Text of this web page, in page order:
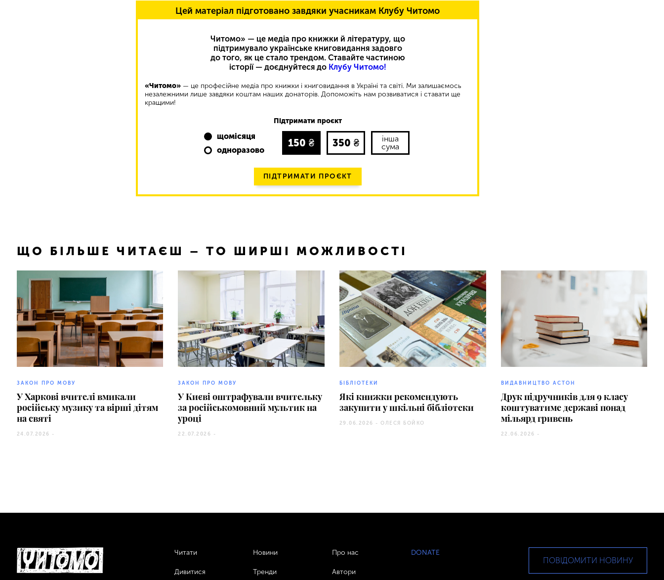
Цей матеріал підготовано завдяки учасникам Клубу Читомо
Читомо» — це медіа про книжки й літературу, що
підтримувало українське книговидання задовго
до того, як це стало трендом. Ставайте частиною
історії — доєднуйтеся до Клубу Читомо!
«Читомо» — це професійне медіа про книжки і книговидання в Україні та світі. Ми залишаємось
незалежними лише завдяки коштам наших донаторів. Допоможіть нам розвиватися і ставати ще
кращими!
Підтримати проєкт
щомісяця
одноразово
150 ₴ 350 ₴
інша
сума
ПІДТРИМАТИ ПРОЄКТ
ЩО БІЛЬШЕ ЧИТАЄШ – ТО ШИРШІ МОЖЛИВОСТІ
ЗАКОН ПРО МОВУ
У Харкові вчителі вмикали
російську музику та вірші дітям
на святі
24.07.2026 -
ЗАКОН ПРО МОВУ
У Києві оштрафували вчительку
за російськомовний мультик на
уроці
22.07.2026 -
БІБЛІОТЕКИ
Які книжки рекомендують
закупити у шкільні бібліотеки
29.06.2026 - ОЛЕСЯ БОЙКО
ВИДАВНИЦТВО АСТОН
Друк підручників для 9 класу
коштуватиме державі понад
мільярд гривень
22.06.2026 -
Читати
Дивитися
Новини
Тренди
Про нас
Автори
DONATE
ПОВІДОМИТИ НОВИНУ